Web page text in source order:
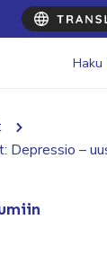
Haku
Depressio –